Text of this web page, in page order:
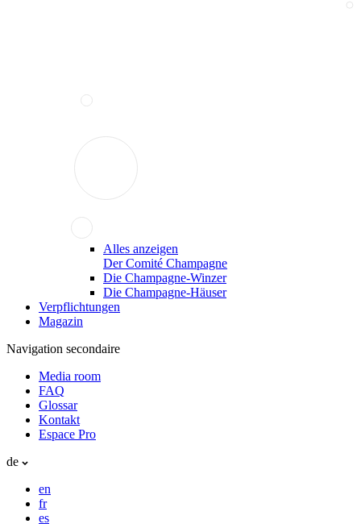
Alles anzeigen
Der Comité Champagne
Die Champagne-Winzer
Die Champagne-Häuser
Verpflichtungen
Magazin
Navigation secondaire
Media room
FAQ
Glossar
Kontakt
Espace Pro
de
en
fr
es